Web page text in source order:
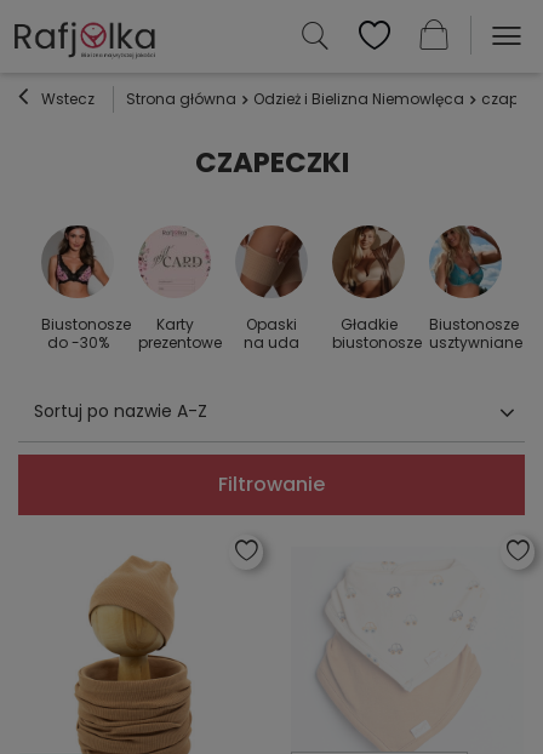
Wstecz Strona główna Odzież i Bielizna Niemowlęca
CZAPECZKI
Biustonosze
do -30%
Karty
prezentowe
Opaski
na uda
Gładkie
biustonosze
Biustonosze
usztywniane
Sortuj po nazwie A-Z
Filtrowanie